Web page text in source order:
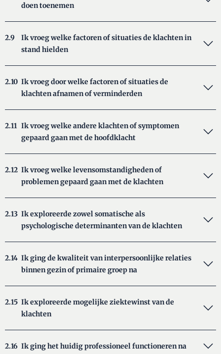
doen toenemen
2.9
Ik vroeg welke factoren of situaties de klachten in
stand hielden
2.10 Ik vroeg door welke factoren of situaties de
klachten afnamen of verminderden
2.11 Ik vroeg welke andere klachten of symptomen
gepaard gaan met de hoofdklacht
2.12 Ik vroeg welke levensomstandigheden of
problemen gepaard gaan met de klachten
2.13 Ik exploreerde zowel somatische als
psychologische determinanten van de klachten
2.14 Ik ging de kwaliteit van interpersoonlijke relaties
binnen gezin of primaire groep na
2.15 Ik exploreerde mogelijke ziektewinst van de
klachten
2.16 Ik ging het huidig professioneel functioneren na